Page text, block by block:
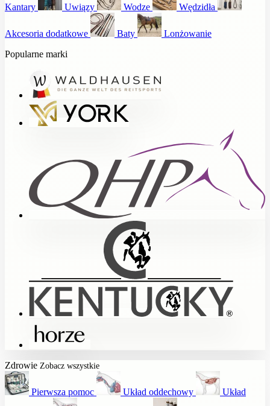
Kantary Uwiązy Wodze Wędzidła
Akcesoria dodatkowe Baty
Lonżowanie
Popularne marki
Zdrowie Zobacz wszystkie
Pierwsza pomoc Układ oddechowy Układ